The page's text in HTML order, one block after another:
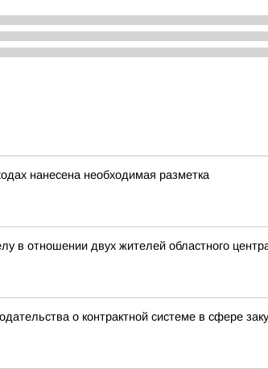
нанесена необходимая разметка
в отношении двух жителей областного
о контрактной системе в сфере